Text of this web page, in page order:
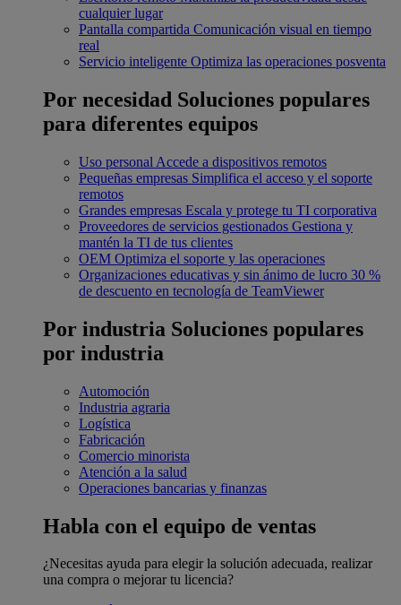
cualquier lugar
Pantalla compartida Comunicación visual en tiempo
real
Servicio inteligente Optimiza las operaciones posventa
Por necesidad Soluciones populares
para diferentes equipos
Uso personal Accede a dispositivos remotos
Pequeñas empresas Simplifica el acceso y el soporte
remotos
Grandes empresas Escala y protege tu TI corporativa
Proveedores de servicios gestionados Gestiona y
mantén la TI de tus clientes
OEM Optimiza el soporte y las operaciones
Organizaciones educativas y sin ánimo de lucro 30 %
de descuento en tecnología de TeamViewer
Por industria Soluciones populares
por industria
Automoción
Industria agraria
Logística
Fabricación
Comercio minorista
Atención a la salud
Operaciones bancarias y finanzas
Habla con el equipo de ventas
¿Necesitas ayuda para elegir la solución adecuada, realizar
una compra o mejorar tu licencia?